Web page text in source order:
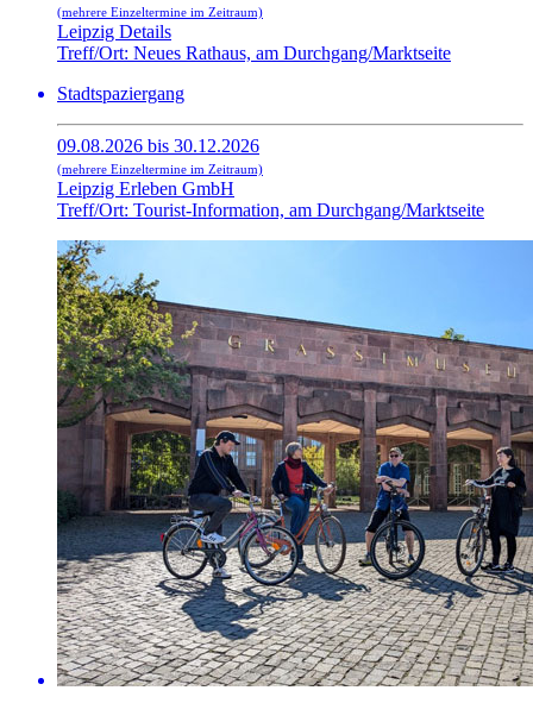
(mehrere Einzeltermine im Zeitraum)
Leipzig Details
Treff/Ort: Neues Rathaus, am Durchgang/Marktseite
Stadtspaziergang
09.08.2026 bis 30.12.2026
(mehrere Einzeltermine im Zeitraum)
Leipzig Erleben GmbH
Treff/Ort: Tourist-Information, am Durchgang/Marktseite